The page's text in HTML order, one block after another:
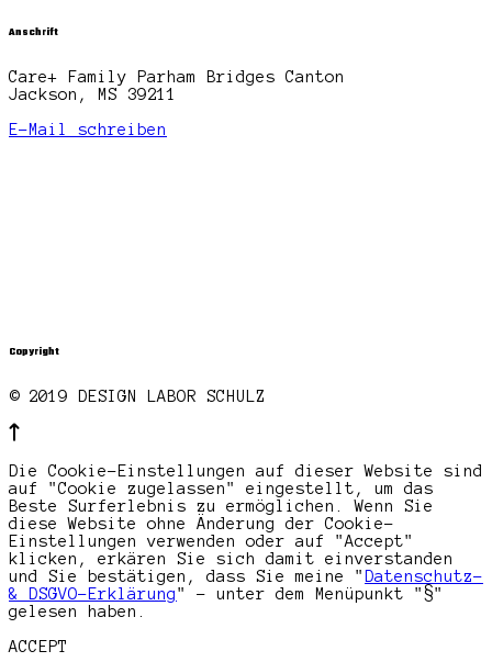
Anschrift
Care+ Family Parham Bridges Canton
Jackson, MS 39211
E-Mail schreiben
Copyright
© 2019 DESIGN LABOR SCHULZ
Die Cookie-Einstellungen auf dieser Website sind
auf "Cookie zugelassen" eingestellt, um das
Beste Surferlebnis zu ermöglichen. Wenn Sie
diese Website ohne Änderung der Cookie-
Einstellungen verwenden oder auf "Accept"
klicken, erkären Sie sich damit einverstanden
und Sie bestätigen, dass Sie meine " Datenschutz-
& DSGVO-Erklärung" - unter dem Menüpunkt "§"
gelesen haben.
ACCEPT